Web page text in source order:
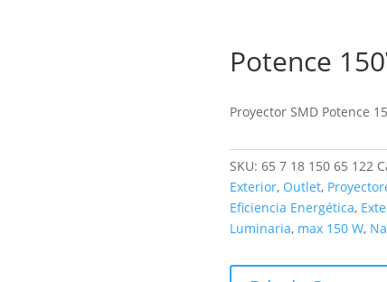
Potence
Proyector SMD Potence
SKU: 65 7 18 150 65 122
Exterior, Outlet,
Eficiencia Energética,
Luminaria, max 150 W,